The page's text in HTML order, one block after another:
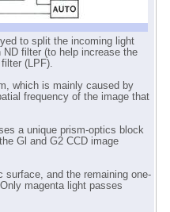
to split the incoming light
filter (to help increase the
(LPF).
which is mainly caused by
frequency of the image that
a unique prism-optics block
Gl and G2 CCD image
and the remaining one-
magenta light passes